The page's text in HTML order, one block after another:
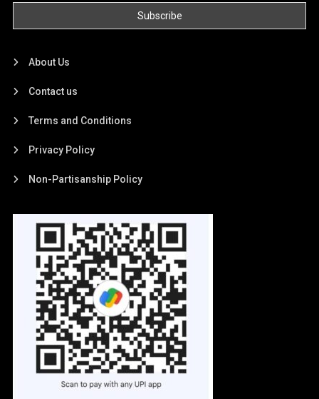
About Us
Contact us
Terms and Conditions
Privacy Policy
Non-Partisanship Policy